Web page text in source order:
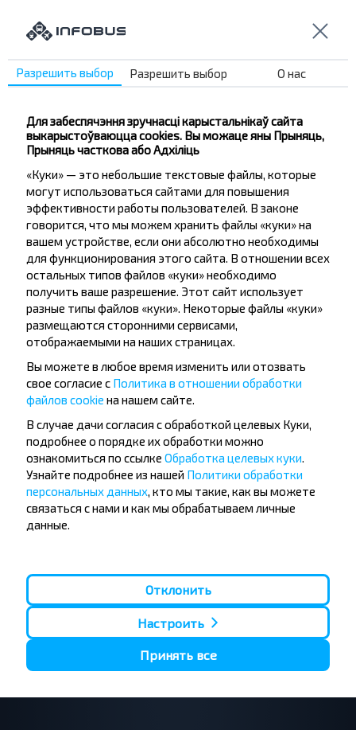
Новая акцыйная прапанова сумесна з
«Мінсктранс»!
Спяшаемся да вас з новай акцыяй ад Філіяла
«Аўтобусны парк №5» ДП «Мінсктранс» і
INFOBUS.BY!
2026-02-21 248 0
Выгадныя падарожжы з ААТ «Пінскі
аўтобусны парк»!
З 17.02.2026 па 15.04.2026 на маршрутах №
інавацыя ў свеце падарожжаў – ключ да выгадных
2026-02-20 246 0
Разрешить выбор Разрешить выбор О нас
Для забеспячэння зручнасці карыстальнікаў сайта
выкарыстоўваюцца cookies. Вы можаце яны Прыняць,
Прыняць часткова або Адхіліць
«Куки» — это небольшие текстовые файлы, которые
могут использоваться сайтами для повышения
эффективности работы пользователей. В законе
говорится, что мы можем хранить файлы «куки» на
вашем устройстве, если они абсолютно необходимы
для функционирования этого сайта. В отношении всех
остальных типов файлов «куки» необходимо
получить ваше разрешение. Этот сайт использует
разные типы файлов «куки». Некоторые файлы «куки»
размещаются сторонними сервисами,
отображаемыми на наших страницах.
Вы можете в любое время изменить или отозвать
свое согласие с Политика в отношении обработки
файлов cookie на нашем сайте.
В случае дачи согласия с обработкой целевых Куки,
подробнее о порядке их обработки можно
ознакомиться по ссылке Обработка целевых куки
Узнайте подробнее из нашей Политики обработки
персональных данных , кто мы такие, как вы можете
связаться с нами и как мы обрабатываем личные
данные.
Отклонить
Настроить
Принять все